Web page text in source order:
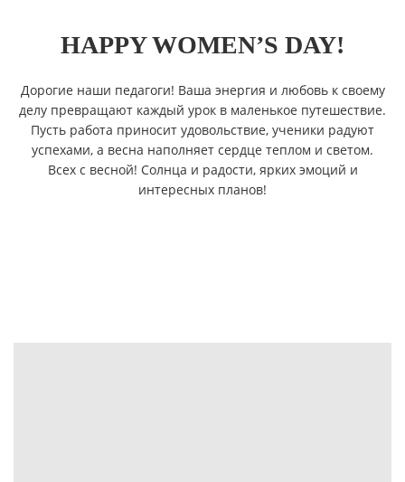
HAPPY WOMEN’S DAY!
Дорогие наши педагоги! Ваша энергия и любовь к своему
делу превращают каждый урок в маленькое путешествие.
Пусть работа приносит удовольствие, ученики радуют
успехами, а весна наполняет сердце теплом и светом.
Всех с весной! Солнца и радости, ярких эмоций и
интересных планов!